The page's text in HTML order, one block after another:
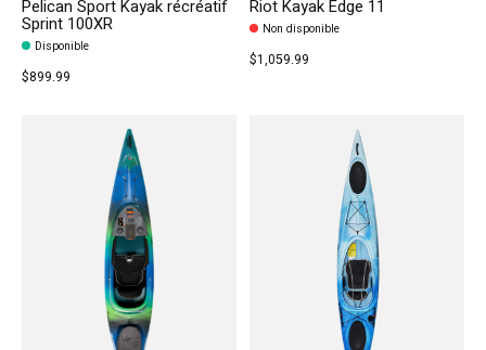
Pelican Sport Kayak récréatif
Sprint 100XR
Disponible
$899.99
Riot Kayak Edge 11
Non disponible
$1,059.99